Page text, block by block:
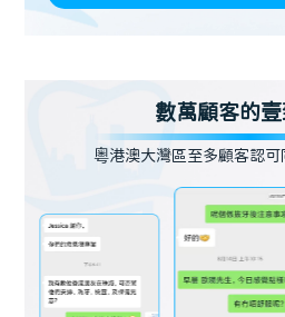
數萬顧客的
粵港澳大灣區至多顧客認